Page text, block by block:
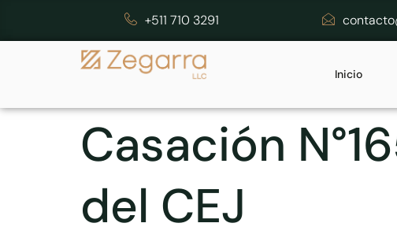
+511 710 3291
Inicio
Casación
del CEJ